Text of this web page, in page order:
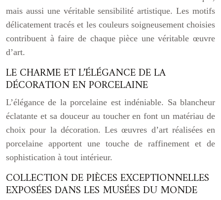
mais aussi une véritable sensibilité artistique. Les motifs
délicatement tracés et les couleurs soigneusement choisies
contribuent à faire de chaque pièce une véritable œuvre
d’art.
LE CHARME ET L’ÉLÉGANCE DE LA
DÉCORATION EN PORCELAINE
L’élégance de la porcelaine est indéniable. Sa blancheur
éclatante et sa douceur au toucher en font un matériau de
choix pour la décoration. Les œuvres d’art réalisées en
porcelaine apportent une touche de raffinement et de
sophistication à tout intérieur.
COLLECTION DE PIÈCES EXCEPTIONNELLES
EXPOSÉES DANS LES MUSÉES DU MONDE